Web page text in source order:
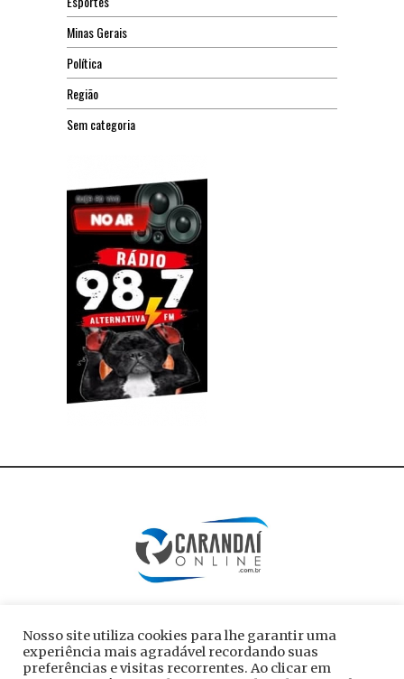
Minas Gerais
Política
Região
Sem categoria
Nosso site utiliza cookies para lhe garantir uma
experiência mais agradável recordando suas
preferências e visitas recorrentes. Ao clicar em